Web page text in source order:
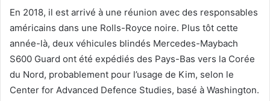
En 2018, il est arrivé à une réunion avec des responsables
américains dans une Rolls-Royce noire. Plus tôt cette
année-là, deux véhicules blindés Mercedes-Maybach
S600 Guard ont été expédiés des Pays-Bas vers la Corée
du Nord, probablement pour l’usage de Kim, selon le
Center for Advanced Defence Studies, basé à Washington.